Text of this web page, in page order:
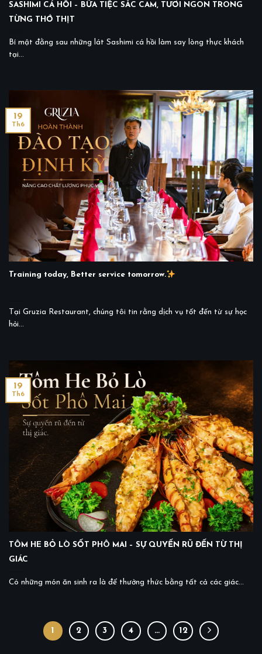
SASHIMI CÁ HỒI – BỮA TIỆC SẮC CAM, TƯƠI NGON TRONG
TỪNG THỚ THỊT
Bí mật đằng sau những lát Sashimi cá hồi làm say lòng thực khách
tại...
Training today, Better service tomorrow.
Tại Gruzia Restaurant, chúng tôi tin rằng dịch vụ tốt đến từ sự học
hỏi...
19
Th6
TÔM HE BỎ LÒ SỐT PHÔ MAI – SỰ QUYẾN RŨ ĐẾN TỪ THỊ
GIÁC
Có những món ăn sinh ra là để thưởng thức bằng tất cả các giác...
19
Th6
1 2 3 4 … 12